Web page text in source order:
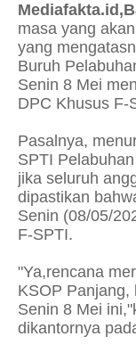
masa yang
yang
Buruh
Senin 8 Mei
DPC Khusus F-
Pasalnya,
SPTI
jika seluruh
dipastikan
Senin (08/05/
F-SPTI.
"Ya,rencana
KSOP Panjang,
Senin 8 Mei
dikantornya